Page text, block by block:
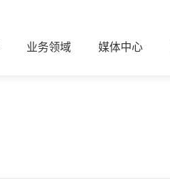
业务领域 媒体中心